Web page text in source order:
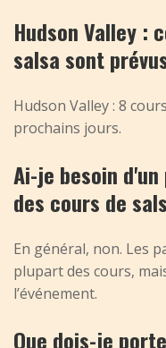
Hudson Valley :
salsa sont
Hudson Valley : 8
prochains jours.
Ai-je besoin
des cours de
En général, non. Les
plupart des cours,
l’événement.
Que dois-je